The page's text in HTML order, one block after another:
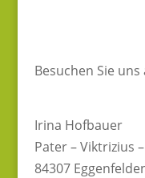
Besuchen Sie
Irina Hofbauer
Pater – Viktrizius
84307